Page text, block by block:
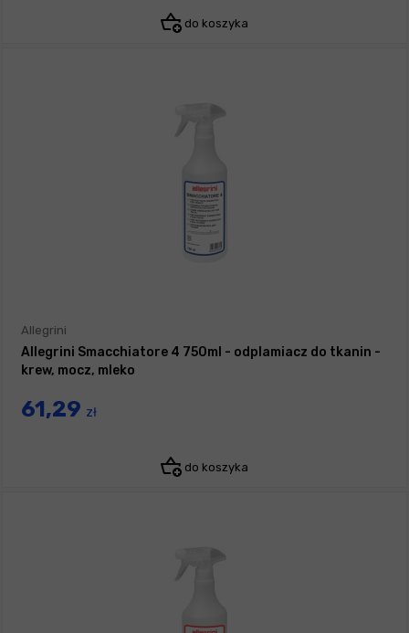
do koszyka
Allegrini
Allegrini Smacchiatore 4 750ml - odplamiacz do tkanin -
krew, mocz, mleko
61,29 zł
do koszyka